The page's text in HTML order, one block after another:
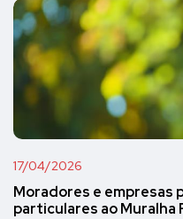
17/04/2026
Moradores e empresas
particulares ao Muralha